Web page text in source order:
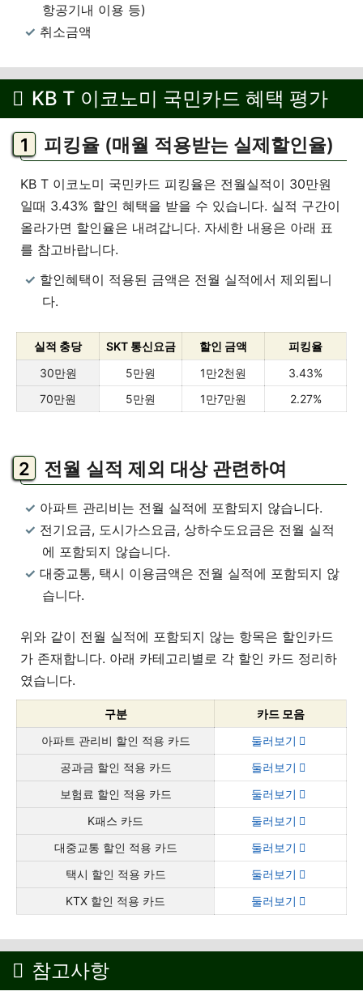
항공기내 이용 등)
취소금액
KB T 이코노미 국민카드 혜택 평가
피킹율 (매월 적용받는 실제할인율)
KB T 이코노미 국민카드 피킹율은 전월실적이 30만원
일때 3.43% 할인 혜택을 받을 수 있습니다. 실적 구간이
올라가면 할인율은 내려갑니다. 자세한 내용은 아래 표
를 참고바랍니다.
할인혜택이 적용된 금액은 전월 실적에서 제외됩니
다.
실적 충당 SKT 통신요금 할인 금액
피킹율
30만원
5만원 1만2천원
3.43%
70만원
5만원 1만7만원 2.27%
전월 실적 제외 대상 관련하여
아파트 관리비는 전월 실적에 포함되지 않습니다.
전기요금, 도시가스요금, 상하수도요금은 전월 실적
에 포함되지 않습니다.
대중교통, 택시 이용금액은 전월 실적에 포함되지 않
습니다.
위와 같이 전월 실적에 포함되지 않는 항목은 할인카드
가 존재합니다. 아래 카테고리별로 각 할인 카드 정리하
였습니다.
구분
카드 모음
아파트 관리비 할인 적용 카드
둘러보기
공과금 할인 적용 카드
둘러보기
보험료 할인 적용 카드
둘러보기
K패스 카드
둘러보기
대중교통 할인 적용 카드
둘러보기
택시 할인 적용 카드
둘러보기
KTX 할인 적용 카드
둘러보기
참고사항